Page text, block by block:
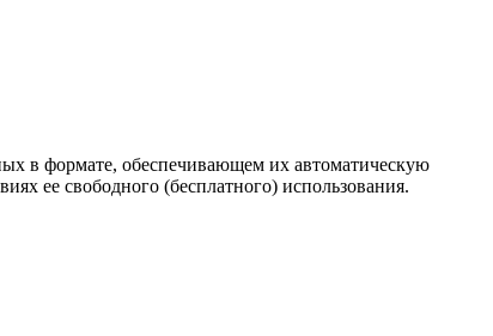
в формате, обеспечивающем их автоматическую
ее свободного (бесплатного) использования.